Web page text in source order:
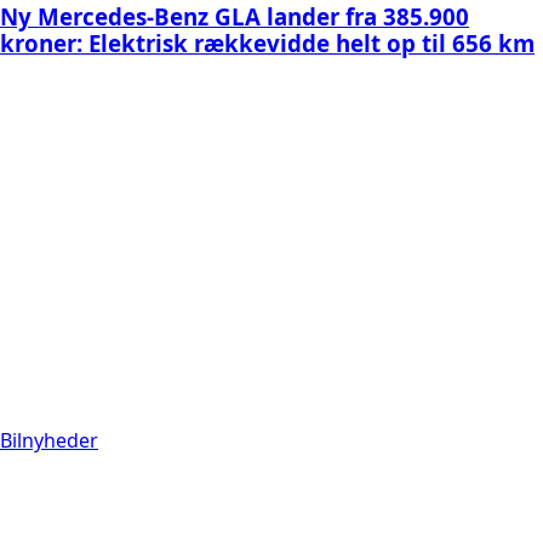
Ny Mercedes-Benz GLA lander fra 385.900
kroner: Elektrisk rækkevidde helt op til 656 km
Bilnyheder